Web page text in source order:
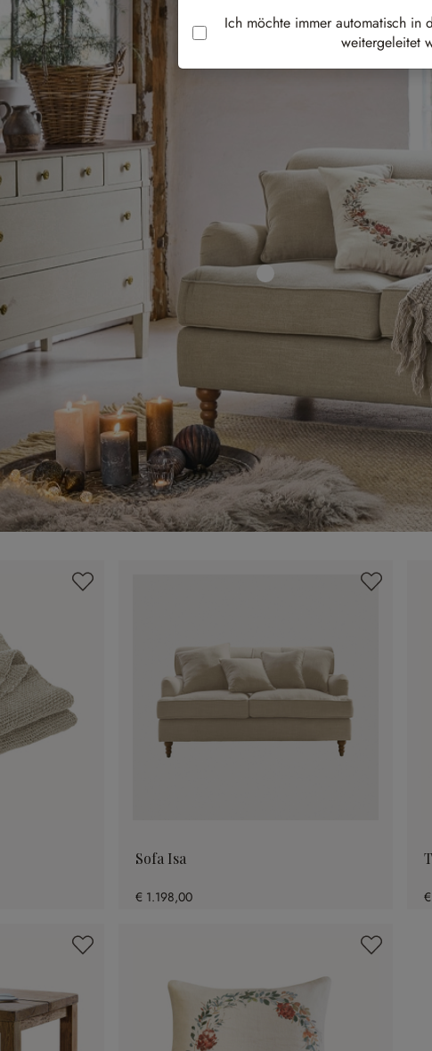
Sofa Isa
€ 1.198,00
Ich möchte immer automatisch in
weitergeleitet